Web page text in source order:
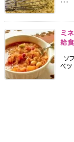
ミ
給
ソ
ベ